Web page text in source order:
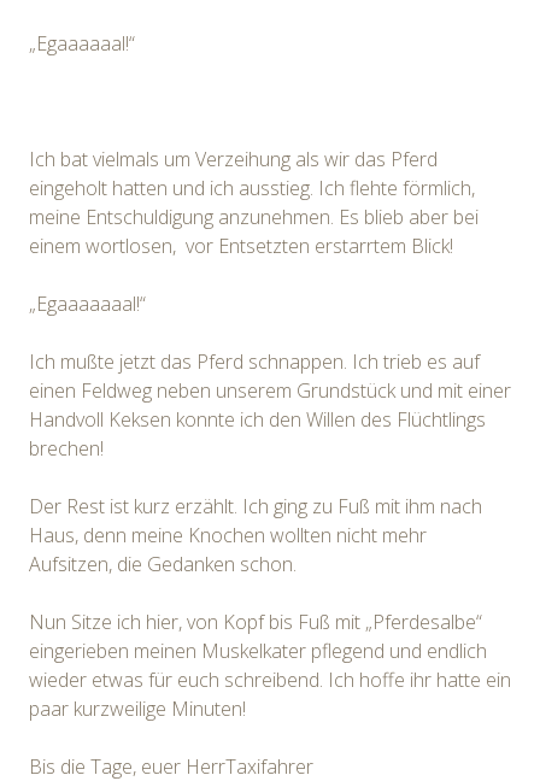
„Egaaaaaal!“
Ich bat vielmals um Verzeihung als wir das Pferd
eingeholt hatten und ich ausstieg. Ich flehte förmlich,
meine Entschuldigung anzunehmen. Es blieb aber bei
einem wortlosen, vor Entsetzten erstarrtem Blick!
„Egaaaaaaal!“
Ich mußte jetzt das Pferd schnappen. Ich trieb es auf
einen Feldweg neben unserem Grundstück und mit einer
Handvoll Keksen konnte ich den Willen des Flüchtlings
brechen!
Der Rest ist kurz erzählt. Ich ging zu Fuß mit ihm nach
Haus, denn meine Knochen wollten nicht mehr
Aufsitzen, die Gedanken schon.
Nun Sitze ich hier, von Kopf bis Fuß mit „Pferdesalbe“
eingerieben meinen Muskelkater pflegend und endlich
wieder etwas für euch schreibend. Ich hoffe ihr hatte ein
paar kurzweilige Minuten!
Bis die Tage, euer HerrTaxifahrer